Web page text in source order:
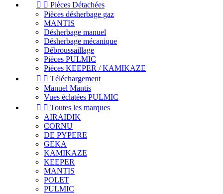
  Pièces Détachées
Pièces désherbage gaz
MANTIS
Désherbage manuel
Désherbage mécanique
Débroussaillage
Pièces PULMIC
Pièces KEEPER / KAMIKAZE
  Téléchargement
Manuel Mantis
Vues éclatées PULMIC
  Toutes les marques
AIRAIDIK
CORNU
DE PYPERE
GEKA
KAMIKAZE
KEEPER
MANTIS
POLET
PULMIC